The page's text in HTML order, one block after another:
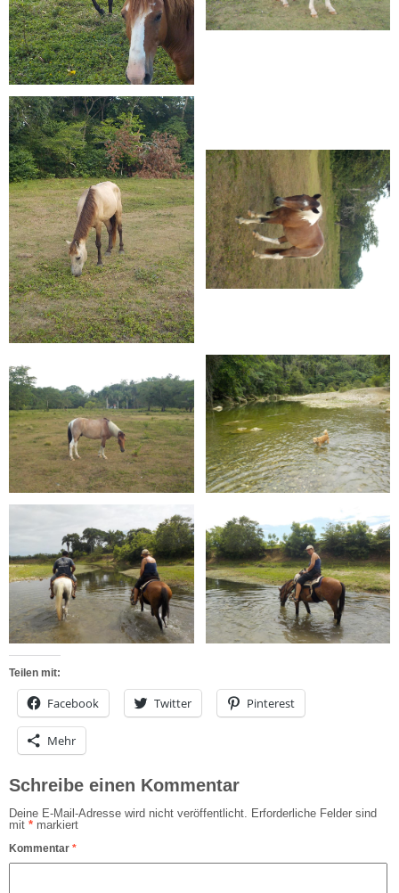
Teilen mit:
Facebook Twitter Pinterest
Mehr
Schreibe einen Kommentar
Deine E-Mail-Adresse wird nicht veröffentlicht.
Erforderliche Felder sind
mit * markiert
Kommentar *